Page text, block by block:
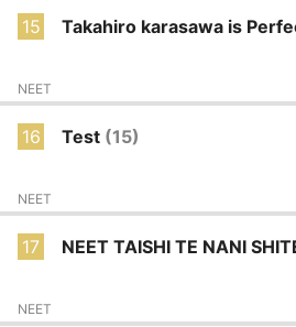
15 Takahiro karasawa is
NEET
16 Test (15)
NEET
17 NEET TAISHI TE NANI
NEET